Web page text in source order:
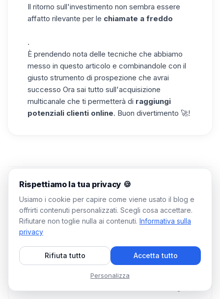
Il ritorno sull'investimento non sembra essere
affatto rilevante per le chiamate a freddo
.
È prendendo nota delle tecniche che abbiamo
messo in questo articolo e combinandole con il
giusto strumento di prospezione che avrai
successo Ora sai tutto sull'acquisizione
multicanale che ti permetterà di raggiungi
potenziali clienti online. Buon divertimento 🚀!
Potrebbe interessarti anche
Piano di reclutamento : Come redigere un piano
di assunzione in 10 fasi?
Rispettiamo la tua privacy 🍪
Usiamo i cookie per capire come viene usato il blog e
offrirti contenuti personalizzati. Scegli cosa accettare.
Rifiutare non toglie nulla ai contenuti. Informativa sulla
privacy
Rifiuta tutto Accetta tutto
Personalizza